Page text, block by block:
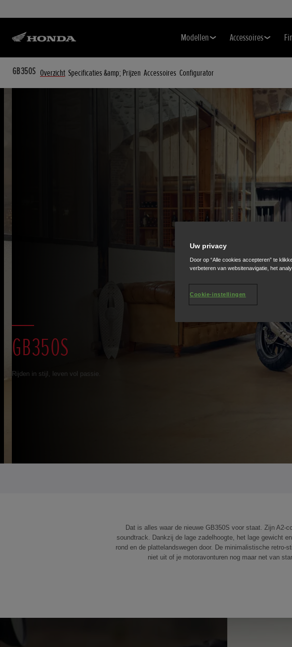
Modellen Accessoires
GB350S Overzicht Specificaties &amp; Prijzen Accessoires Configurator
GB350S
Rijden in stijl, leven vol passie.
Dat is alles waar de nieuwe GB350S voor staat. Zijn A2-
soundtrack. Dankzij de lage zadelhoogte, het lage gewicht
rond en de plattelandswegen door. De minimalistische
niet uit of je motoravonturen nog maar net van
Uw privacy
Door op “Alle cookies accepteren” te
verbeteren van websitenavigatie, het
Cookie-instellingen